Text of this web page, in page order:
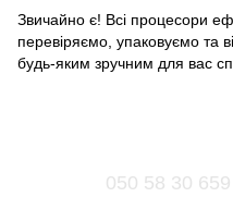
Звичайно є! Всі процесори
перевіряємо, упаковуємо
будь-яким зручним для вас
050 58 30 659